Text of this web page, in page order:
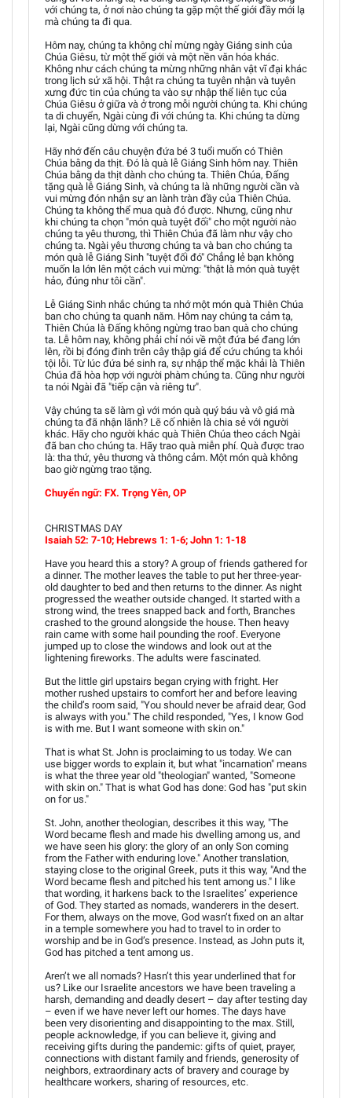
với chúng ta, ở nơi nào chúng ta gặp một thế giới đầy mới lạ
mà chúng ta đi qua.
Hôm nay, chúng ta không chỉ mừng ngày Giáng sinh của
Chúa Giêsu, từ một thế giới và một nền văn hóa khác.
Không như cách chúng ta mừng những nhân vật vĩ đại khác
trong lịch sử xã hội. Thật ra chúng ta tuyên nhận và tuyên
xưng đức tin của chúng ta vào sự nhập thể liên tục của
Chúa Giêsu ở giữa và ở trong mỗi người chúng ta. Khi chúng
ta di chuyển, Ngài cùng đi với chúng ta. Khi chúng ta dừng
lại, Ngài cũng dừng với chúng ta.
Hãy nhớ đến câu chuyện đứa bé 3 tuổi muốn có Thiên
Chúa bằng da thịt. Đó là quà lễ Giáng Sinh hôm nay. Thiên
Chúa bằng da thịt dành cho chúng ta. Thiên Chúa, Đấng
tặng quà lễ Giáng Sinh, và chúng ta là những người cần và
vui mừng đón nhận sự an lành tràn đầy của Thiên Chúa.
Chúng ta không thể mua quà đó được. Nhưng, cũng như
khi chúng ta chọn "món quà tuyệt đối" cho một người nào
chúng ta yêu thương, thì Thiên Chúa đã làm như vậy cho
chúng ta. Ngài yêu thương chúng ta và ban cho chúng ta
món quà lễ Giáng Sinh "tuyệt đối đó" Chẳng lẻ bạn không
muốn la lớn lên một cách vui mừng: "thật là món quà tuyệt
hảo, đúng như tôi cần".
Lễ Giáng Sinh nhắc chúng ta nhớ một món quà Thiên Chúa
ban cho chúng ta quanh năm. Hôm nay chúng ta cảm tạ,
Thiên Chúa là Đấng không ngừng trao ban quà cho chúng
ta. Lễ hôm nay, không phải chỉ nói về một đứa bé đang lớn
lên, rồi bị đóng đinh trên cây thập giá để cứu chúng ta khỏi
tội lỗi. Từ lúc đứa bé sinh ra, sự nhập thể mặc khải là Thiên
Chúa đã hòa hợp với người phàm chúng ta. Cũng như người
ta nói Ngài đã "tiếp cận và riêng tư".
Vậy chúng ta sẽ làm gì với món quà quý báu và vô giá mà
chúng ta đã nhận lãnh? Lẽ cố nhiên là chia sẻ với người
khác. Hãy cho người khác quà Thiên Chúa theo cách Ngài
đã ban cho chúng ta. Hãy trao quà miễn phí. Quà được trao
là: tha thứ, yêu thương và thông cảm. Một món quà không
bao giờ ngừng trao tặng.
Chuyển ngữ: FX. Trọng Yên, OP
CHRISTMAS DAY
Isaiah 52: 7-10; Hebrews 1: 1-6; John 1: 1-18
Have you heard this a story? A group of friends gathered for
a dinner. The mother leaves the table to put her three-year-
old daughter to bed and then returns to the dinner. As night
progressed the weather outside changed. It started with a
strong wind, the trees snapped back and forth, Branches
crashed to the ground alongside the house. Then heavy
rain came with some hail pounding the roof. Everyone
jumped up to close the windows and look out at the
lightening fireworks. The adults were fascinated.
But the little girl upstairs began crying with fright. Her
mother rushed upstairs to comfort her and before leaving
the child’s room said, "You should never be afraid dear, God
is always with you." The child responded, "Yes, I know God
is with me. But I want someone with skin on."
That is what St. John is proclaiming to us today. We can
use bigger words to explain it, but what "incarnation" means
is what the three year old "theologian" wanted, "Someone
with skin on." That is what God has done: God has "put skin
on for us."
St. John, another theologian, describes it this way, "The
Word became flesh and made his dwelling among us, and
we have seen his glory: the glory of an only Son coming
from the Father with enduring love." Another translation,
staying close to the original Greek, puts it this way, "And the
Word became flesh and pitched his tent among us." I like
that wording, it harkens back to the Israelites’ experience
of God. They started as nomads, wanderers in the desert.
For them, always on the move, God wasn’t fixed on an altar
in a temple somewhere you had to travel to in order to
worship and be in God’s presence. Instead, as John puts it,
God has pitched a tent among us.
Aren’t we all nomads? Hasn’t this year underlined that for
us? Like our Israelite ancestors we have been traveling a
harsh, demanding and deadly desert – day after testing day
– even if we have never left our homes. The days have
been very disorienting and disappointing to the max. Still,
people acknowledge, if you can believe it, giving and
receiving gifts during the pandemic: gifts of quiet, prayer,
connections with distant family and friends, generosity of
neighbors, extraordinary acts of bravery and courage by
healthcare workers, sharing of resources, etc.